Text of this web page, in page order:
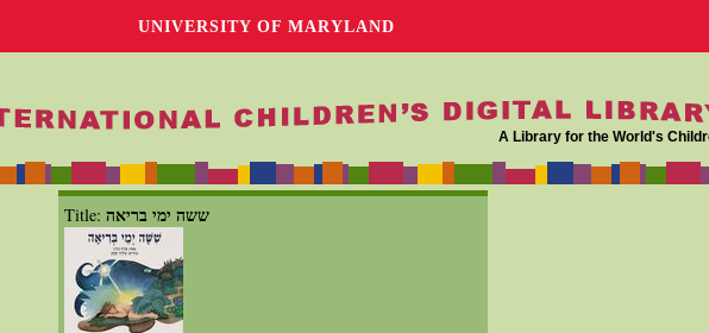
UNIVERSITY OF MARYLAND
A Library for the World's
Title: ששה ימי בריאה